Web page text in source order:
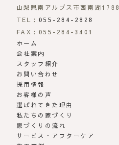
山梨県南アルプス市西南湖1788
TEL： 055-284-2828
FAX：055-284-3401
ホーム
会社案内
スタッフ紹介
お問い合わせ
採用情報
お客様の声
選ばれてきた理由
私たちの家づくり
家づくりの流れ
サービス・アフターケア